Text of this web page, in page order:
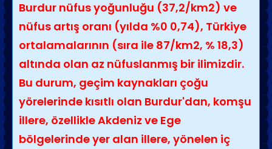
Burdur nüfus yoğunluğu (37,2/km2) ve
nüfus artış oranı (yılda %0 0,74), Türkiye
ortalamalarının (sıra ile 87/km2, % 18,3)
altında olan az nüfuslanmış bir ilimizdir.
Bu durum, geçim kaynakları çoğu
yörelerinde kısıtlı olan Burdur'dan, komşu
illere, özellikle Akdeniz ve Ege
bölgelerinde yer alan illere, yönelen iç